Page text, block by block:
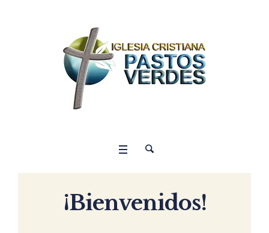
¡Bienvenidos!